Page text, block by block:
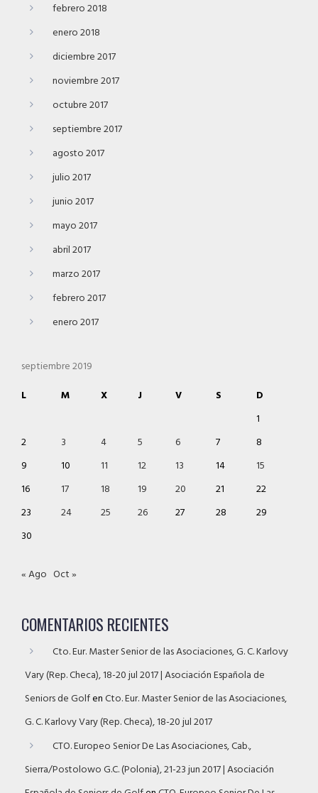
febrero 2018
enero 2018
diciembre 2017
noviembre 2017
octubre 2017
septiembre 2017
agosto 2017
julio 2017
junio 2017
mayo 2017
abril 2017
marzo 2017
febrero 2017
enero 2017
septiembre 2019
L
M X J V S
D
1
2
3 4 5 6 7
8
9
10 11 12 13 14
15
16
17 18 19 20 21
22
23
24 25 26 27 28
29
30
« Ago Oct »
COMENTARIOS RECIENTES
Cto. Eur. Master Senior de las Asociaciones, G. C. Karlovy
Vary (Rep. Checa), 18-20 jul 2017 | Asociación Española de
Seniors de GolfenCto. Eur. Master Senior de las Asociaciones,
G. C. Karlovy Vary (Rep. Checa), 18-20 jul 2017
CTO. Europeo Senior De Las Asociaciones, Cab.,
Sierra/Postolowo G.C. (Polonia), 21-23 jun 2017 | Asociación